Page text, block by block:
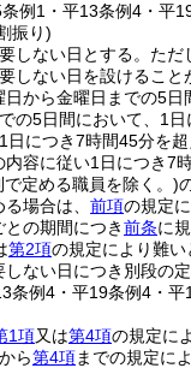
例1・平13条例4・平
振り)
しない日とする。 ただ
しない日を設けるこ
から金曜日までの5
の5日間において、1
につき7時間45分を
容に従い1日につき7
定める職員を除く。)
場合は、 前項の規定
の期間につき前条に
第2項の規定により難
ない日につき別段の
条例4・平19条例4・
1項又は第4項の規定に
から第4項までの規定に